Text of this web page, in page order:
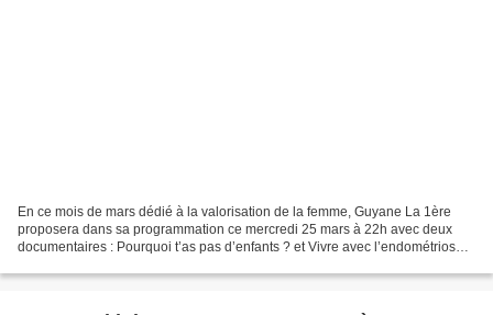
En ce mois de mars dédié à la valorisation de la femme, Guyane La 1ère
proposera dans sa programmation ce mercredi 25 mars à 22h avec deux
documentaires : Pourquoi t’as pas d’enfants ? et Vivre avec l’endométriose.